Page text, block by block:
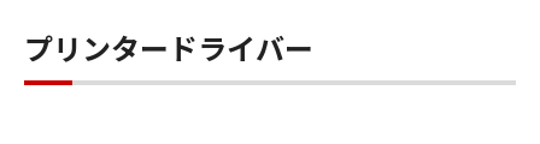
プリンタードライバー